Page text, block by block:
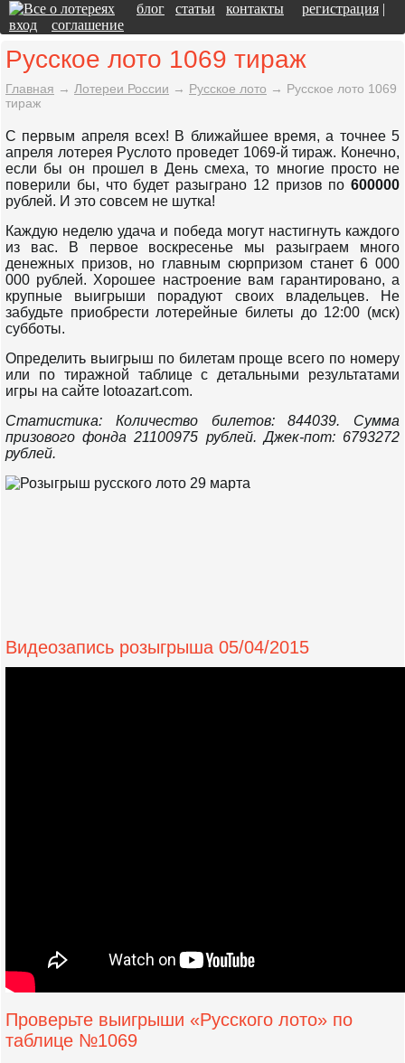
блог статьи контакты регистрация |
вход
соглашение
Русское лото 1069 тираж
Главная → Лотереи России → Русское лото → Русское лото 1069
тираж
С первым апреля всех! В ближайшее время, а точнее 5
апреля лотерея Руслото проведет 1069-й тираж. Конечно,
если бы он прошел в День смеха, то многие просто не
поверили бы, что будет разыграно 12 призов по 600000
рублей. И это совсем не шутка!
Каждую неделю удача и победа могут настигнуть каждого
из вас. В первое воскресенье мы разыграем много
денежных призов, но главным сюрпризом станет 6 000
000 рублей. Хорошее настроение вам гарантировано, а
крупные выигрыши порадуют своих владельцев. Не
забудьте приобрести лотерейные билеты до 12:00 (мск)
субботы.
Определить выигрыш по билетам проще всего по номеру
или по тиражной таблице с детальными результатами
игры на сайте lotoazart.com.
Статистика: Количество билетов: 844039. Сумма
призового фонда 21100975 рублей. Джек-пот: 6793272
рублей.
Видеозапись розыгрыша 05/04/2015
Проверьте выигрыши «Русского лото» по
таблице №1069